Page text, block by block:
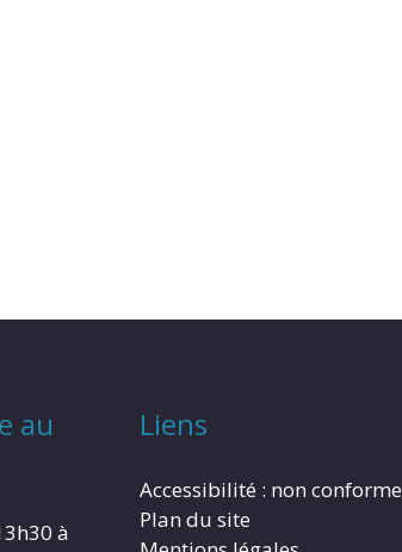
au
à
Liens
Accessibilité : non conforme
Plan du site